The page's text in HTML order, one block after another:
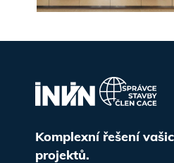
Komplexní řešení
projektů.